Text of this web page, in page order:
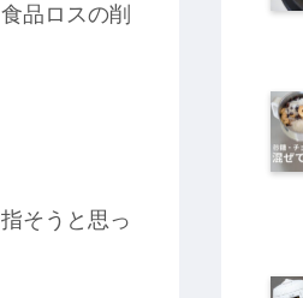
品ロスの削
そうと思っ